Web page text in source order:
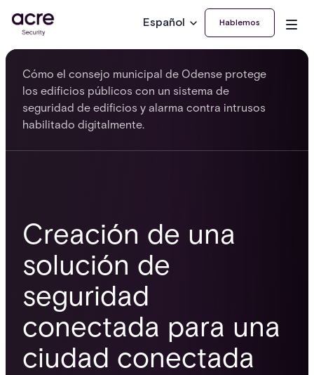
Español Hablemos
Creación de una
solución de
seguridad
conectada para una
ciudad conectada
Cómo el consejo municipal de Odense protege
los edificios públicos con un sistema de
seguridad de edificios y alarma contra intrusos
habilitado digitalmente.